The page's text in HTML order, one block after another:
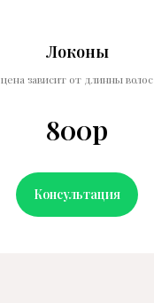
Локоны
цена зависит от длинны волос
800р
Консультация